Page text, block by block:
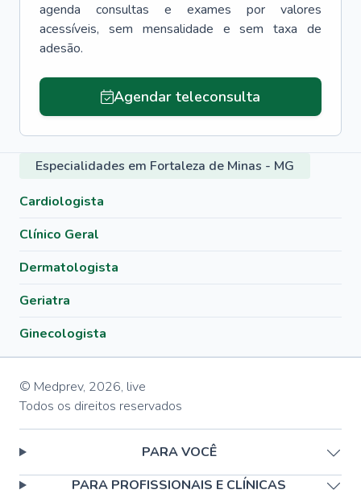
agenda consultas e exames por valores
acessíveis, sem mensalidade e sem taxa de
adesão.
Agendar teleconsulta
Especialidades em Fortaleza de Minas - MG
Cardiologista
Clínico Geral
Dermatologista
Geriatra
Ginecologista
© Medprev, 2026, live
Todos os direitos reservados
PARA VOCÊ
PARA PROFISSIONAIS E CLÍNICAS